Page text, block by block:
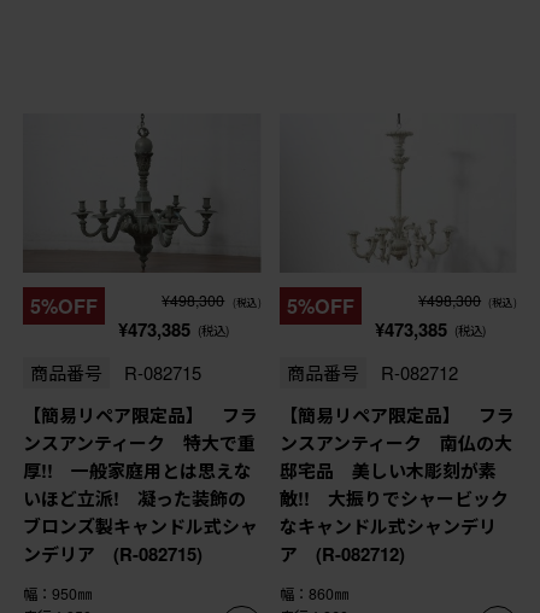
5%OFF ¥498,300 (税込)
¥473,385 (税込)
商品番号 R-082715
【簡易リペア限定品】 フラ
ンスアンティーク 特大で重
厚!! 一般家庭用とは思えな
いほど立派! 凝った装飾の
ブロンズ製キャンドル式シャ
ンデリア (R-082715)
幅：950㎜
5%OFF ¥498,300 (税込)
¥473,385 (税込)
商品番号 R-082712
【簡易リペア限定品】 フラ
ンスアンティーク 南仏の大
邸宅品 美しい木彫刻が素
敵!! 大振りでシャービック
なキャンドル式シャンデリ
ア (R-082712)
幅：860㎜